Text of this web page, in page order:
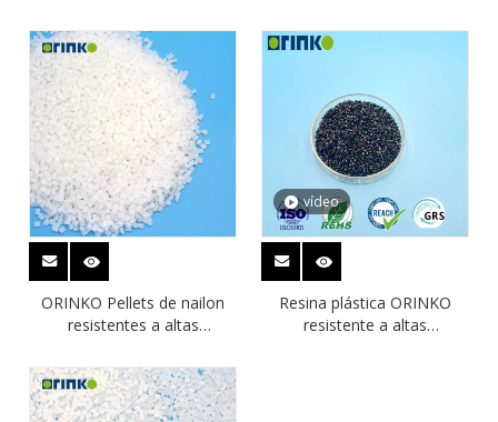
ORINKO Pellets de nailon
resistentes a altas
plástica, PPA para
automoción
vídeo
Resina plástica ORINKO
resistente a altas